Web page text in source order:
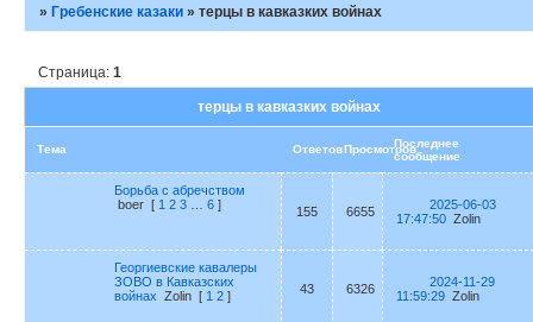
»Гребенские казаки »терцы в кавказких войнах
терцы в кавказких войнах
Страница:1
Тема ОтветовПросмотровПоследнее
сообщение
Борьба с абречством
boer [ 1 2 3 6 ] 155 6655
2025-06-03
17:47:50 Zolin
Георгиевские кавалеры
ЗОВО в Кавказских
войнах Zolin [ 1 2 ] 43 6326
2024-11-29
11:59:29 Zolin